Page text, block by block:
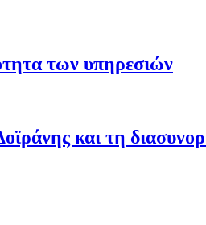
των υπηρεσιών
και τη